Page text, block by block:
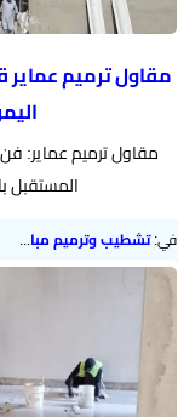
مقاول ترميم
مقاول ترميم عماير:
المستقبل
في:تشطيب وترميم مباني